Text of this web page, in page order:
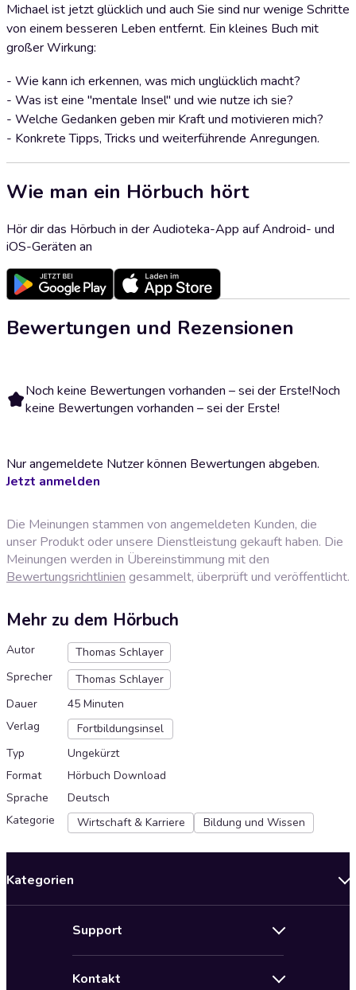
Michael ist jetzt glücklich und auch Sie sind nur wenige Schritte
von einem besseren Leben entfernt. Ein kleines Buch mit
großer Wirkung:
- Wie kann ich erkennen, was mich unglücklich macht?
- Was ist eine "mentale Insel" und wie nutze ich sie?
- Welche Gedanken geben mir Kraft und motivieren mich?
- Konkrete Tipps, Tricks und weiterführende Anregungen.
Wie man ein Hörbuch hört
Hör dir das Hörbuch in der Audioteka-App auf Android- und
iOS-Geräten an
Bewertungen und Rezensionen
Noch keine Bewertungen vorhanden – sei der Erste!Noch
keine Bewertungen vorhanden – sei der Erste!
Nur angemeldete Nutzer können Bewertungen abgeben.
Jetzt anmelden
Die Meinungen stammen von angemeldeten Kunden, die
unser Produkt oder unsere Dienstleistung gekauft haben. Die
Meinungen werden in Übereinstimmung mit den
Bewertungsrichtlinien gesammelt, überprüft und veröffentlicht.
Mehr zu dem Hörbuch
Autor
Thomas Schlayer
Sprecher
Thomas Schlayer
Dauer
45 Minuten
Verlag
Fortbildungsinsel
Typ
Ungekürzt
Format
Hörbuch Download
Sprache
Deutsch
Kategorie
Wirtschaft & Karriere Bildung und Wissen
Kategorien
Support
Kontakt